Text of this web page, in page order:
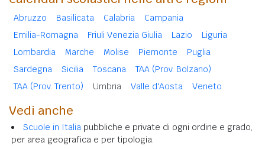
Abruzzo Basilicata Calabria
Campania
Emilia-Romagna
Friuli Venezia Giulia Lazio
Liguria
Lombardia
Marche Molise Piemonte
Puglia
Sardegna
Sicilia Toscana
TAA (Prov. Bolzano)
TAA (Prov. Trento)
Umbria Valle d'Aosta Veneto
Vedi anche
Scuole in Italia pubbliche e private di ogni ordine e grado,
per area geografica e per tipologia.